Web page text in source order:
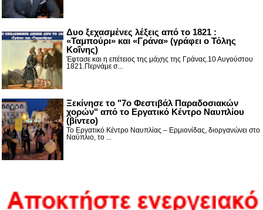
Δυο ξεχασμένες λέξεις από το 1821 :
«Ταμπούρι» και «Γράνα» (γράφει ο Τόλης
Κοΐνης)
Έφτασε και η επέτειος της μάχης της Γράνας.10 Αυγούστου
1821.Περνάμε σ...
Ξεκίνησε το "7ο Φεστιβάλ Παραδοσιακών
χορών" από το Εργατικό Κέντρο Ναυπλίου
(βίντεο)
Το Εργατικό Κέντρο Ναυπλίας – Ερμιονίδας, διοργανώνει στο
Ναύπλιο, το ...